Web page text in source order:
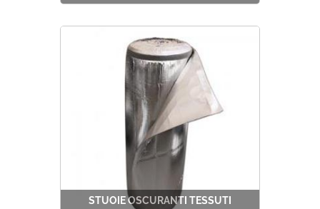
STUOIE OSCURANTI TESSUTI